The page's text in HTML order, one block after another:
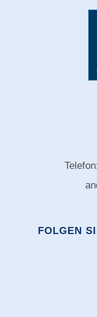
FOLGEN